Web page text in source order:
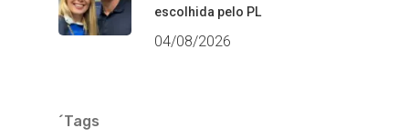
escolhida pelo PL
04/08/2026
´Tags